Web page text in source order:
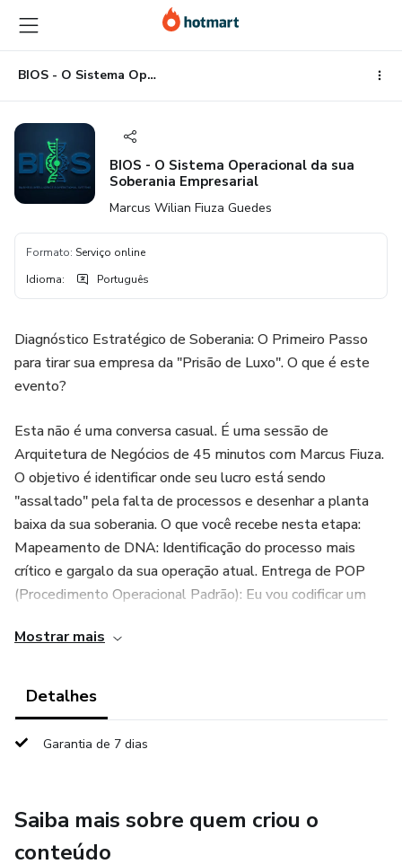
para
o
conteúdo
principal
para
o
pagamento
para
o
rodapé
BIOS - O Sistema Operacional da sua Soberania Empresarial
BIOS - O Sistema Operacional da sua
Soberania Empresarial
Marcus Wilian Fiuza Guedes
Formato: Serviço online
Idioma: Português
Diagnóstico Estratégico de Soberania: O Primeiro Passo
para tirar sua empresa da "Prisão de Luxo". O que é este
evento?
Esta não é uma conversa casual. É uma sessão de
Arquitetura de Negócios de 45 minutos com Marcus Fiuza.
O objetivo é identificar onde seu lucro está sendo
"assaltado" pela falta de processos e desenhar a planta
baixa da sua soberania. O que você recebe nesta etapa:
Mapeamento de DNA: Identificação do processo mais
crítico e gargalo da sua operação atual. Entrega de POP
(Procedimento Operacional Padrão): Eu vou codificar um
estruturado (SOP/POP). Cálculo de Equity: Uma análise
sair da dependência total do dono. Como funciona o fluxo:
para agendamento imediato. A Reunião: Faremos o
da sua empresa 24/7, avançaremos para a assinatura do
contrato de implementação e recorrência mensal. Atenção:
Mostrar mais
Detalhes
Garantia de 7 dias
Saiba mais sobre quem criou o
conteúdo